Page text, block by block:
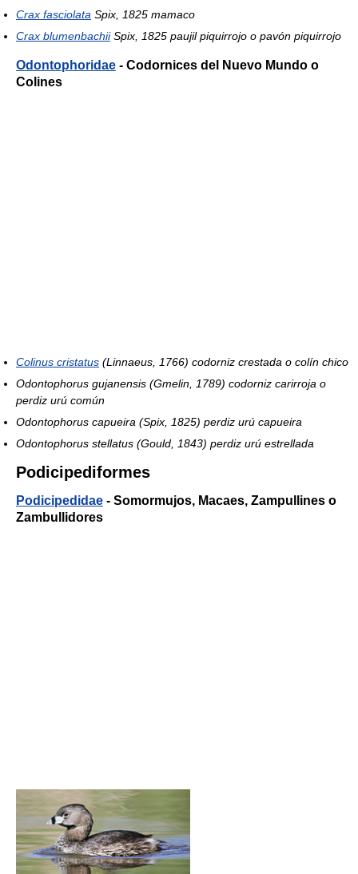
Crax fasciolata Spix, 1825 mamaco
Crax blumenbachiiSpix, 1825 paujil piquirrojo o pavón piquirrojo
Odontophoridae - Codornices del Nuevo Mundo o
Colines
Colinus cristatus (Linnaeus, 1766) codorniz crestada o colín chico
Odontophorus gujanensis (Gmelin, 1789) codorniz carirroja o
perdiz urú común
Odontophorus capueira (Spix, 1825) perdiz urú capueira
Odontophorus stellatus (Gould, 1843) perdiz urú estrellada
Podicipediformes
Podicipedidae - Somormujos, Macaes, Zampullines o
Zambullidores